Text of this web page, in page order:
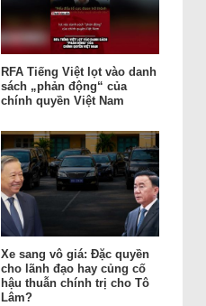
RFA Tiếng Việt lọt vào danh
sách „phản động“ của
chính quyền Việt Nam
Xe sang vô giá: Đặc quyền
cho lãnh đạo hay củng cố
hậu thuẫn chính trị cho Tô
Lâm?